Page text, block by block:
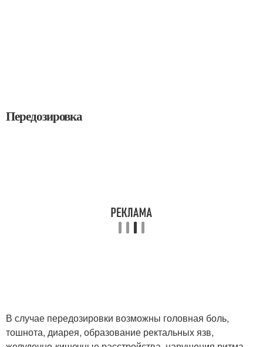
Передозировка
В случае передозировки возможны головная боль,
тошнота, диарея, образование ректальных язв,